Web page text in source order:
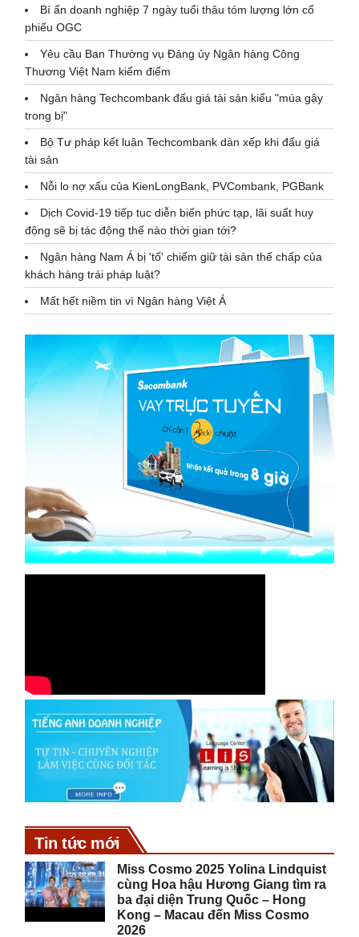
Bí ẩn doanh nghiệp 7 ngày tuổi thâu tóm lượng lớn cổ
phiếu OGC
Yêu cầu Ban Thường vụ Đảng ủy Ngân hàng Công
Thương Việt Nam kiểm điểm
Ngân hàng Techcombank đấu giá tài sản kiểu "múa gậy
trong bị"
Bộ Tư pháp kết luận Techcombank dàn xếp khi đấu giá
tài sản
Nỗi lo nợ xấu của KienLongBank, PVCombank, PGBank
Dịch Covid-19 tiếp tục diễn biến phức tạp, lãi suất huy
động sẽ bị tác động thế nào thời gian tới?
Ngân hàng Nam Á bị 'tố' chiếm giữ tài sản thế chấp của
khách hàng trái pháp luật?
Mất hết niềm tin vì Ngân hàng Việt Á
Tin tức mới
Miss Cosmo 2025 Yolina Lindquist
cùng Hoa hậu Hương Giang tìm ra
ba đại diện Trung Quốc – Hong
Kong – Macau đến Miss Cosmo
2026